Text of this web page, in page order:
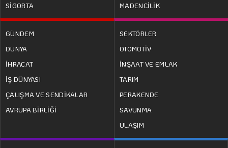
SİGORTA
MADENCİLİK
GÜNDEM
DÜNYA
İHRACAT
İŞ DÜNYASI
ÇALIŞMA VE SENDİKALAR
AVRUPA BİRLİĞİ
SEKTÖRLER
OTOMOTİV
İNŞAAT VE EMLAK
TARIM
PERAKENDE
SAVUNMA
ULAŞIM